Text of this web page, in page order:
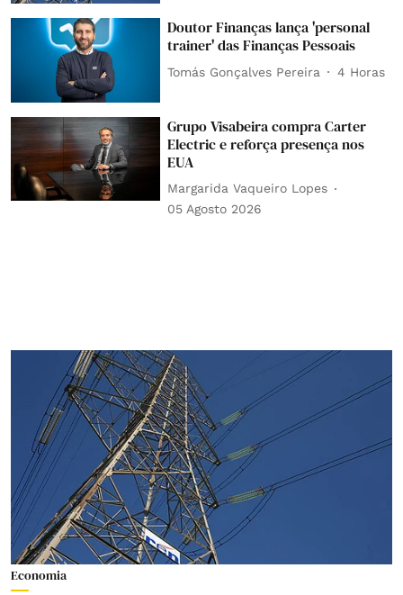
Doutor Finanças lança 'personal
trainer' das Finanças Pessoais
Tomás Gonçalves Pereira 4 Horas
Grupo Visabeira compra Carter
Electric e reforça presença nos
EUA
Margarida Vaqueiro Lopes
05 Agosto 2026
Economia